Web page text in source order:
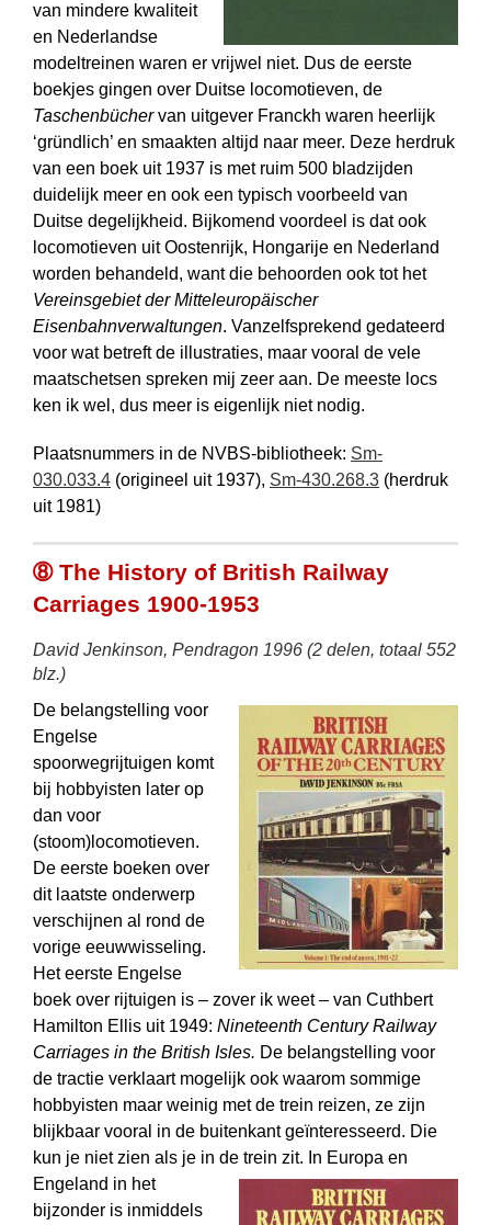
van mindere kwaliteit
en Nederlandse
modeltreinen waren er vrijwel niet. Dus de eerste
boekjes gingen over Duitse locomotieven, de
Taschenbüchervan uitgever Franckh waren heerlijk
‘gründlich’ en smaakten altijd naar meer. Deze herdruk
van een boek uit 1937 is met ruim 500 bladzijden
duidelijk meer en ook een typisch voor­beeld van
Duitse degelijkheid. Bijkomend voordeel is dat ook
locomotieven uit Oostenrijk, Hongarije en Nederland
worden behandeld, want die behoorden ook tot het
Vereinsgebiet der Mitteleuropäischer
Eisenbahnverwaltungen. Vanzelfsprekend gedateerd
voor wat betreft de illustraties, maar vooral de vele
maatschetsen spreken mij zeer aan. De meeste locs
ken ik wel, dus meer is eigenlijk niet nodig.
Plaatsnummers in de NVBS-bibliotheek: Sm-
030.033.4 (origineel uit 1937), Sm-430.268.3 (herdruk
uit 1981)
➇ The History of British Railway
Carriages 1900-1953
David Jenkinson, Pendragon 1996 (2 delen, totaal 552
blz.)
De belangstelling voor
Engelse
spoorwegrijtuigen komt
bij hobbyisten later op
dan voor
(stoom)locomotieven.
De eerste boeken over
dit laatste onderwerp
verschijnen al rond de
vorige eeuwwisseling.
Het eerste Engelse
boek over rijtuigen is – zover ik weet – van Cuthbert
Hamilton Ellis uit 1949: Nineteenth Century Railway
Carriages in the British Isles. De belangstelling voor
de tractie verklaart mogelijk ook waarom sommige
hobbyisten maar weinig met de trein reizen, ze zijn
blijkbaar vooral in de buitenkant geïnteresseerd. Die
kun je niet zien als je in de trein zit. In Europa en
Engeland in het
bijzonder is inmiddels